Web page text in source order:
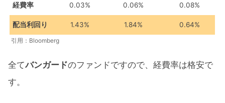
経費率 0.03% 0.06% 0.08%
配当利回り 1.43% 1.84% 0.64%
引用：Bloomberg
全てバンガードのファンドですので、経費率は格安で
す。